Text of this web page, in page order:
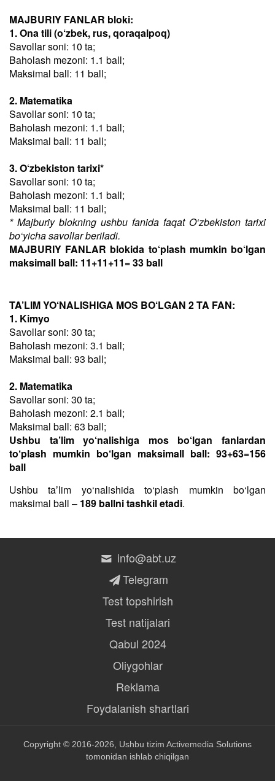
MAJBURIY FANLAR bloki:
1. Ona tili (o‘zbek, rus, qoraqalpoq)
Savollar soni: 10 ta;
Baholash mezoni: 1.1 ball;
Maksimal ball: 11 ball;
2. Matematika
Savollar soni: 10 ta;
Baholash mezoni: 1.1 ball;
Maksimal ball: 11 ball;
3. O‘zbekiston tarixi*
Savollar soni: 10 ta;
Baholash mezoni: 1.1 ball;
Maksimal ball: 11 ball;
* Majburiy blokning ushbu fanida faqat O‘zbekiston tarixi
bo‘yicha savollar beriladi.
MAJBURIY FANLAR blokida to‘plash mumkin bo‘lgan
maksimall ball: 11+11+11= 33 ball
TA’LIM YO‘NALISHIGA MOS BO‘LGAN 2 TA FAN:
1. Kimyo
Savollar soni: 30 ta;
Baholash mezoni: 3.1 ball;
Maksimal ball: 93 ball;
2. Matematika
Savollar soni: 30 ta;
Baholash mezoni: 2.1 ball;
Maksimal ball: 63 ball;
Ushbu ta’lim yo‘nalishiga mos bo‘lgan fanlardan
to‘plash mumkin bo‘lgan maksimall ball: 93+63=156
ball
Ushbu taʼlim yo‘nalishida to‘plash mumkin bo‘lgan
maksimal ball – 189 ballni tashkil etadi.
info@abt.uz
Telegram
Test topshirish
Test natijalari
Qabul 2024
Oliygohlar
Reklama
Foydalanish shartlari
Copyright © 2016-2026, Ushbu tizim Activemedia Solutions
tomonidan ishlab chiqilgan